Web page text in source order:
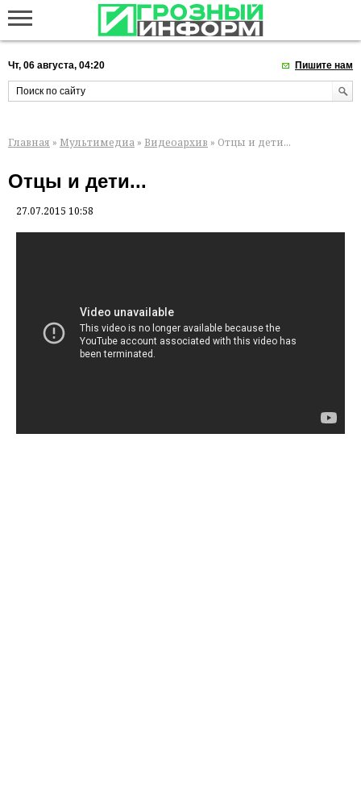
Чт, 06 августа, 04:20 Пишите нам
Главная » Мультимедиа » Видеоархив » Отцы и дети...
Отцы и дети...
27.07.2015 10:58